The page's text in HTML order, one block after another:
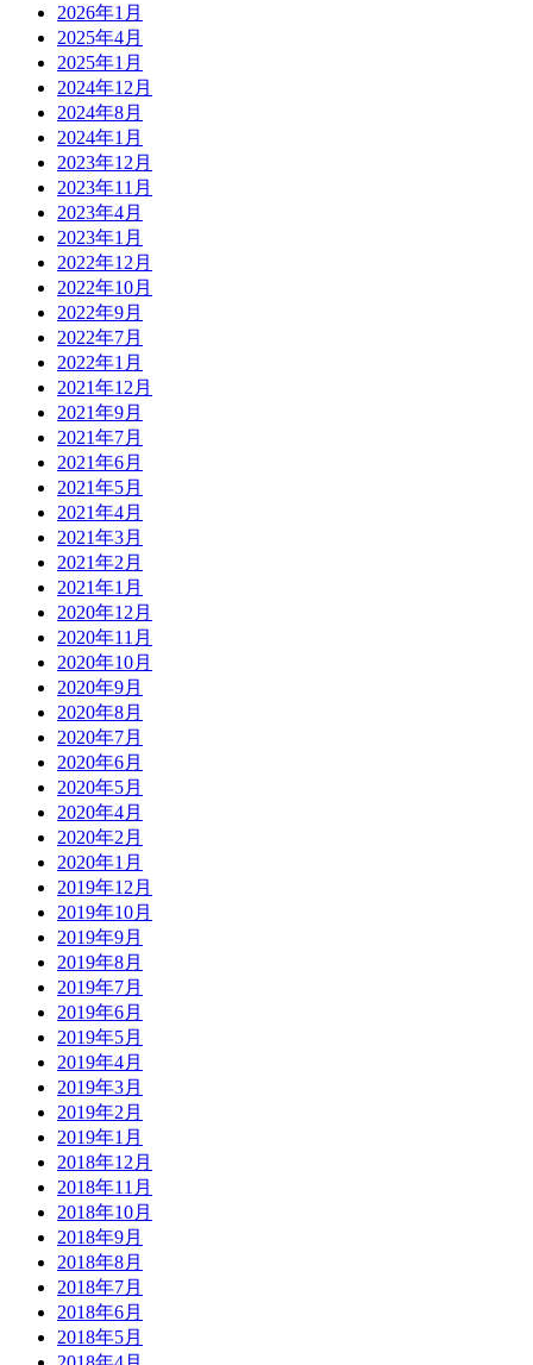
2026年1月
2025年4月
2025年1月
2024年12月
2024年8月
2024年1月
2023年12月
2023年11月
2023年4月
2023年1月
2022年12月
2022年10月
2022年9月
2022年7月
2022年1月
2021年12月
2021年9月
2021年7月
2021年6月
2021年5月
2021年4月
2021年3月
2021年2月
2021年1月
2020年12月
2020年11月
2020年10月
2020年9月
2020年8月
2020年7月
2020年6月
2020年5月
2020年4月
2020年2月
2020年1月
2019年12月
2019年10月
2019年9月
2019年8月
2019年7月
2019年6月
2019年5月
2019年4月
2019年3月
2019年2月
2019年1月
2018年12月
2018年11月
2018年10月
2018年9月
2018年8月
2018年7月
2018年6月
2018年5月